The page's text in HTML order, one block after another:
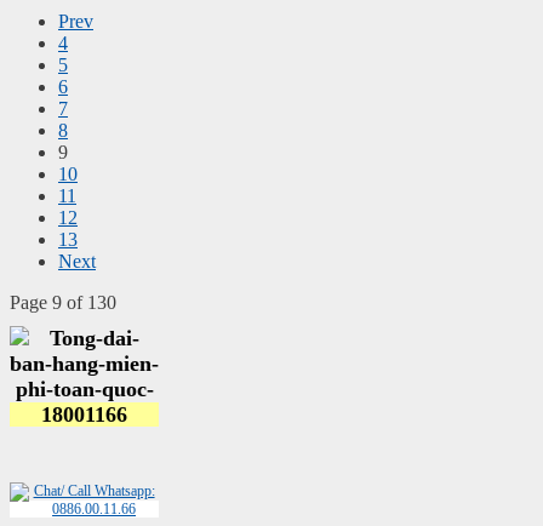
Prev
4
5
6
7
8
9
10
11
12
13
Next
Page 9 of 130